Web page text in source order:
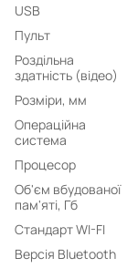
USB
Пульт
Роздільна
здатність (відео)
Розміри, мм
Операційна
система
Процесор
Об'єм вбудованої
пам'яті, Гб
Стандарт WI-FI
Версія Bluetooth